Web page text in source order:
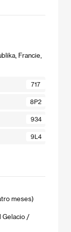
Francie,
717
8P2
934
9L4
meses)
Gelacio /